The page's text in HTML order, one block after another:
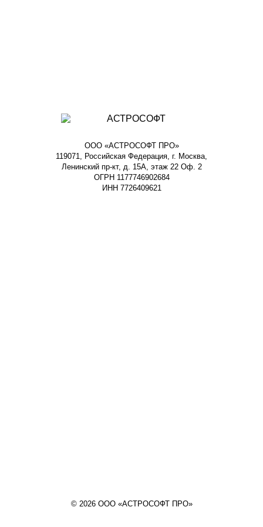
ООО «АСТРОСОФТ ПРО»
119071, Российская Федерация, г. Москва,
Ленинский пр-кт, д. 15А, этаж 22 Оф. 2
ОГРН 1177746902684
ИНН 7726409621
© 2026 ООО «АСТРОСОФТ ПРО»